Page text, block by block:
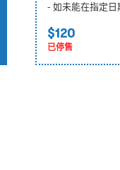
- 如未能在指定
$120
已停售